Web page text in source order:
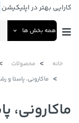
کارایی بهتر در اپلیکیشن
همه بخش ها
خانه محصولات
ماکارونی، پاستا و
ماکارونی،